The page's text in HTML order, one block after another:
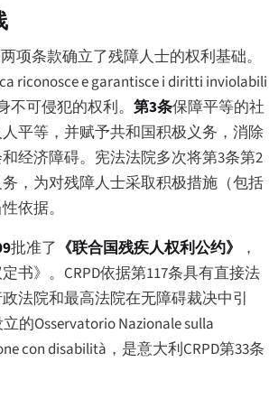
项条款确立了残障人士的权利基础。
riconosce e garantisce i diritti inviolabili
不可侵犯的权利。 第3条保障平等的社
平等，并赋予共和国积极义务，消除
经济障碍。宪法法院多次将第3条第2
，为对残障人士采取积极措施（包括
依据。
批准了 《联合国残疾人权利公约》
，
书》。CRPD依据第117条具有直接法
法院和最高法院在无障碍裁决中引
立的Osservatorio Nazionale sulla
con disabilità ，是意大利CRPD第33条